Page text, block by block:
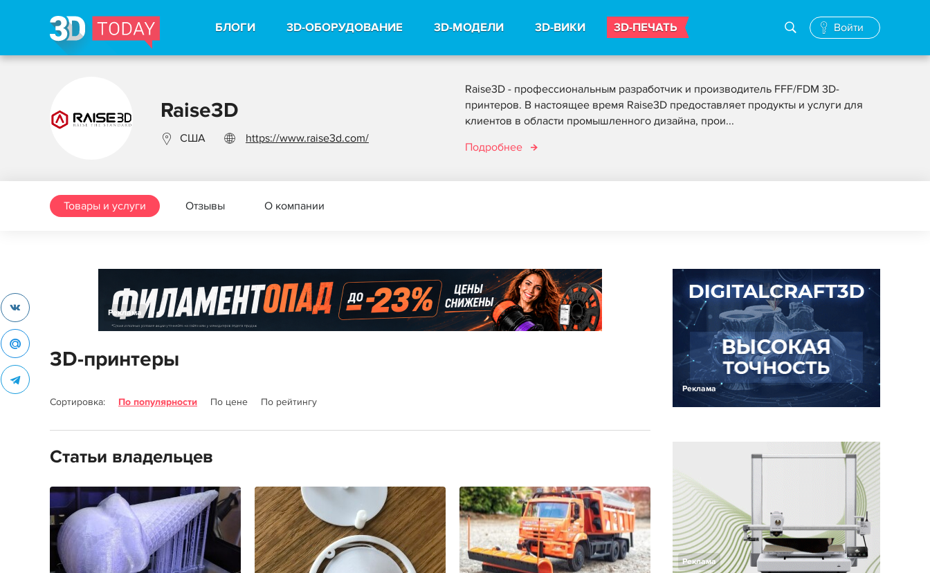
БЛОГИ 3D-ОБОРУДОВАНИЕ 3D-МОДЕЛИ 3D-ВИКИ 3D-ПЕЧАТЬ Войти
Raise3D
США https://www.raise3d.com/
Raise3D - профессиональным разработчик и производитель FFF/FDM 3D-
принтеров. В настоящее время Raise3D предоставляет продукты и услуги для
клиентов в области промышленного дизайна, прои...
Подробнее
Товары и услуги Отзывы О компании
Реклама
3D-принтеры
Сортировка: По популярности По цене По рейтингу
Статьи владельцев
Реклама
Реклама